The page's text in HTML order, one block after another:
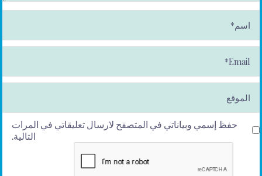
م
*
ai
l*
حفظ إسمي وبياناتي في المتصفح لارسال تعليقاتي في المرات
التالية.